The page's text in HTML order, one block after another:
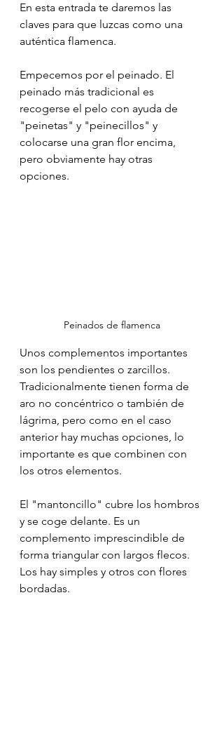
En esta entrada te daremos las
claves para que luzcas como una
auténtica flamenca.
Empecemos por el peinado. El
peinado más tradicional es
recogerse el pelo con ayuda de
"peinetas" y "peinecillos" y
colocarse una gran flor encima,
pero obviamente hay otras
opciones.
Peinados de flamenca
Unos complementos importantes
son los pendientes o zarcillos.
Tradicionalmente tienen forma de
aro no concéntrico o también de
lágrima, pero como en el caso
anterior hay muchas opciones, lo
importante es que combinen con
los otros elementos.
El "mantoncillo" cubre los hombros
y se coge delante. Es un
complemento imprescindible de
forma triangular con largos flecos.
Los hay simples y otros con flores
bordadas.